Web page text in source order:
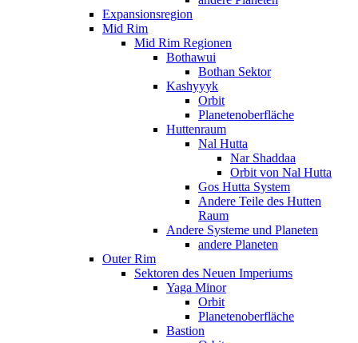
Expansionsregion
Mid Rim
Mid Rim Regionen
Bothawui
Bothan Sektor
Kashyyyk
Orbit
Planetenoberfläche
Huttenraum
Nal Hutta
Nar Shaddaa
Orbit von Nal Hutta
Gos Hutta System
Andere Teile des Hutten
Raum
Andere Systeme und Planeten
andere Planeten
Outer Rim
Sektoren des Neuen Imperiums
Yaga Minor
Orbit
Planetenoberfläche
Bastion